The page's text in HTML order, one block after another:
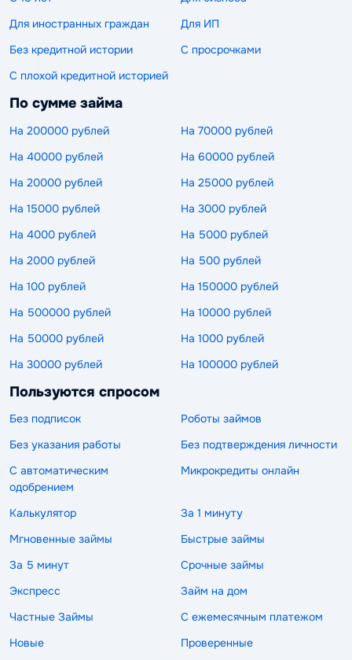
Для иностранных граждан
Для ИП
Без кредитной истории
С просрочками
С плохой кредитной историей
По сумме займа
На 200000 рублей
На 70000 рублей
На 40000 рублей
На 60000 рублей
На 20000 рублей
На 25000 рублей
На 15000 рублей
На 3000 рублей
На 4000 рублей
На 5000 рублей
На 2000 рублей
На 500 рублей
На 100 рублей
На 150000 рублей
На 500000 рублей
На 10000 рублей
На 50000 рублей
На 1000 рублей
На 30000 рублей
На 100000 рублей
Пользуются спросом
Без подписок
Роботы займов
Без указания работы
Без подтверждения личности
С автоматическим
одобрением
Микрокредиты онлайн
Калькулятор
За 1 минуту
Мгновенные займы
Быстрые займы
За 5 минут
Срочные займы
Экспресс
Займ на дом
Частные Займы
С ежемесячным платежом
Новые
Проверенные